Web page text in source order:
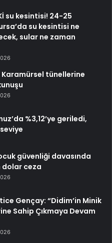
su kesintisi! 24-25
su kesintisi ne
sular ne zaman
Karamürsel tünellerine
%3,12’ye geriledi,
güvenliği davasında
dolar ceza
Gençay: “Didim’in Minik
Sahip Çıkmaya Devam